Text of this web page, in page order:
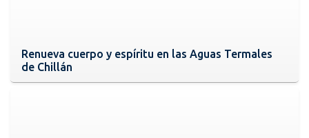
Renueva cuerpo y espíritu en las Aguas Termales
de Chillán